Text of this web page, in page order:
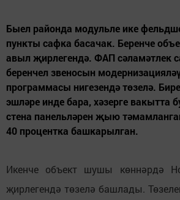
Быел районда модульле ике
пункты сафка басачак. Беренче
авыл җирлегендә. ФАП сәламәтлек
беренчел звеносын
программасы нигезендә төзелә.
эшләре инде бара, хәзерге вакытта
стена панельләрен җыю
40 процентка башкарылган.
Икенче объект шушы көннәрдә
җирлегендә төзелә башлады.